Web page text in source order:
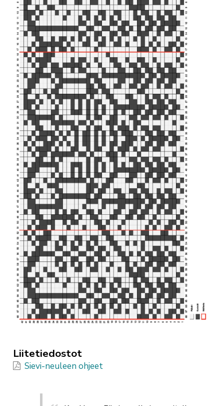
Liitetiedostot
Sievi-neuleen ohjeet